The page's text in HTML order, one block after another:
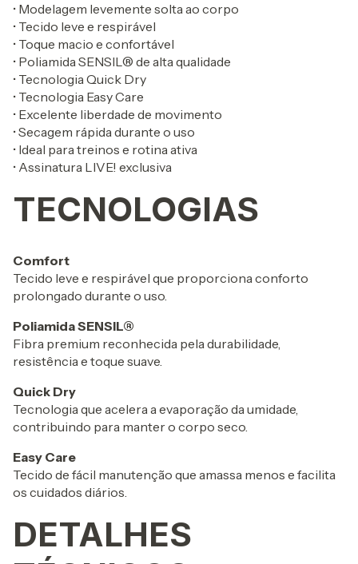
• Modelagem levemente solta ao corpo
• Tecido leve e respirável
• Toque macio e confortável
• Poliamida SENSIL® de alta qualidade
• Tecnologia Quick Dry
• Tecnologia Easy Care
• Excelente liberdade de movimento
• Secagem rápida durante o uso
• Ideal para treinos e rotina ativa
• Assinatura LIVE! exclusiva
TECNOLOGIAS
Comfort
Tecido leve e respirável que proporciona conforto
prolongado durante o uso.
Poliamida SENSIL®
Fibra premium reconhecida pela durabilidade,
resistência e toque suave.
Quick Dry
Tecnologia que acelera a evaporação da umidade,
contribuindo para manter o corpo seco.
Easy Care
Tecido de fácil manutenção que amassa menos e facilita
os cuidados diários.
DETALHES